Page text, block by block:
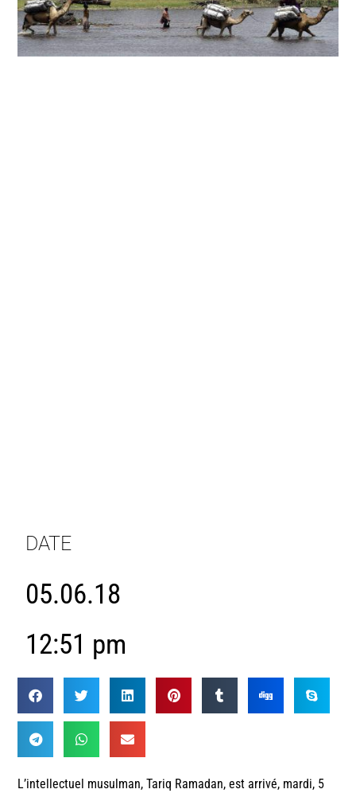
DATE
05.06.18
12:51 pm
L’intellectuel musulman, Tariq Ramadan, est arrivé, mardi, 5